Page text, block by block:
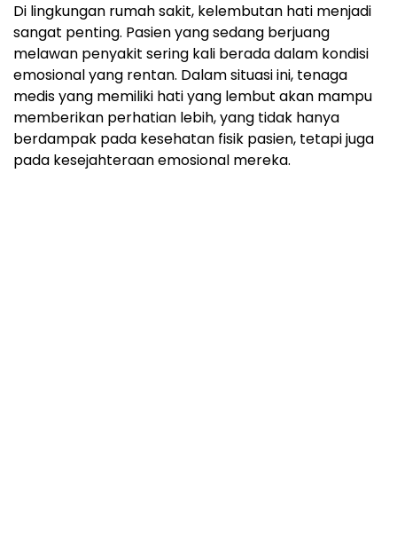
Di lingkungan rumah sakit, kelembutan hati menjadi
sangat penting. Pasien yang sedang berjuang
melawan penyakit sering kali berada dalam kondisi
emosional yang rentan. Dalam situasi ini, tenaga
medis yang memiliki hati yang lembut akan mampu
memberikan perhatian lebih, yang tidak hanya
berdampak pada kesehatan fisik pasien, tetapi juga
pada kesejahteraan emosional mereka.